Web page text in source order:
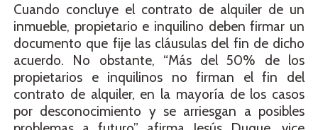
Cuando concluye el contrato de alquiler de un
inmueble, propietario e inquilino deben firmar un
documento que fije las cláusulas del fin de dicho
acuerdo. No obstante, “Más del 50% de los
propietarios e inquilinos no firman el fin del
contrato de alquiler, en la mayoría de los casos
por desconocimiento y se arriesgan a posibles